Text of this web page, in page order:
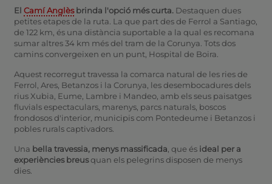
El Camí Anglèsbrinda l'opció més curta.Destaquen dues
petites etapes de la ruta. La que part des de Ferrol a Santiago,
de 122 km, és una distància suportable a la qual es recomana
sumar altres 34 km més del tram de la Corunya. Tots dos
camins convergeixen en un punt, Hospital de Boira.
Aquest recorregut travessa la comarca natural de les ries de
Ferrol, Ares, Betanzos i la Corunya, les desembocadures dels
rius Xubia, Eume, Lambre i Mandeo, amb els seus paisatges
fluvials espectaculars, marenys, parcs naturals, boscos
frondosos d'interior, municipis com Pontedeume i Betanzos i
pobles rurals captivadors.
Una bella travessia, menys massificada , que és ideal per a
experiències breusquan els pelegrins disposen de menys
dies.